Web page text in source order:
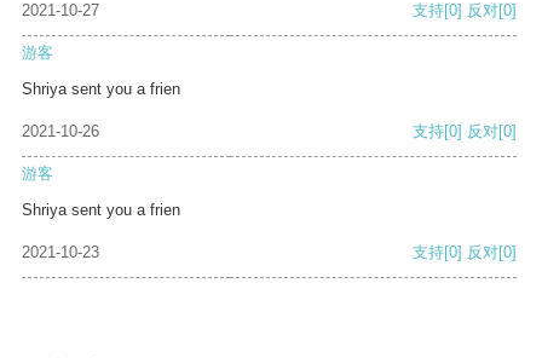
2021-10-27 支持[0] 反对[0]
游客
Shriya sent you a frien
2021-10-26 支持[0] 反对[0]
游客
Shriya sent you a frien
2021-10-23 支持[0] 反对[0]